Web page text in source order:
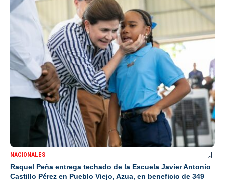
NACIONALES
Raquel Peña entrega techado de la Escuela Javier Antonio
Castillo Pérez en Pueblo Viejo, Azua, en beneficio de 349